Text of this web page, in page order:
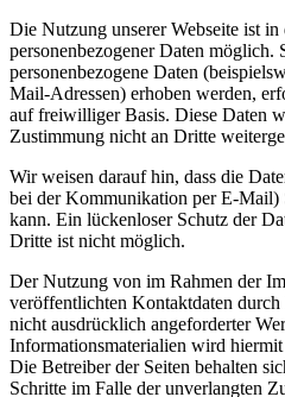
Die Nutzung unserer Webseite ist
personenbezogener Daten möglich.
personenbezogene Daten
Mail-Adressen) erhoben werden,
auf freiwilliger Basis. Diese Daten
Zustimmung nicht an Dritte
Wir weisen darauf hin, dass die
bei der Kommunikation per E-Mail)
kann. Ein lückenloser Schutz der
Dritte ist nicht möglich.
Der Nutzung von im Rahmen der
veröffentlichten Kontaktdaten
nicht ausdrücklich angeforderter
Informationsmaterialien wird
Die Betreiber der Seiten behalten
Schritte im Falle der unverlangten